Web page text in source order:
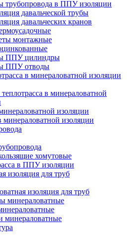
трубопровода в ППУ изоляции
давальческой трубы
давальческих кранов
монтажные
ППУ цилиндры
ППУ отводы
в минераловатной изоляции
в минераловатной
изоляции
изоляции
хомутовые
в ППУ изоляции
изоляция для труб
изоляция для труб
минераловатные
минераловатные